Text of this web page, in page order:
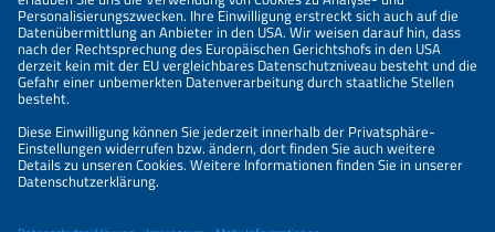
IMPRESSUM
KONTAKT
ÜBER UNS
VERANSTALTER